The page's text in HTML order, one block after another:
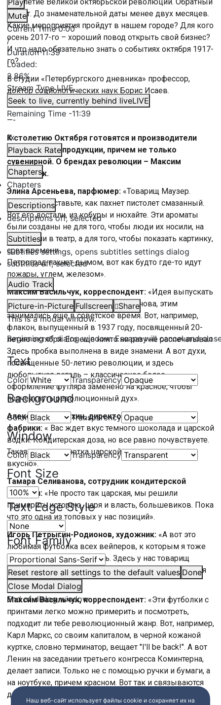
Play
Mute
Current Time0:00
/
Duration11:39
Loaded:
2.86%
Stream TypeLIVE
Seek to live, currently behind liveLIVE
Remaining Time -11:39
1x
Playback Rate
Chapters
Chapters
Descriptions
descriptions off, selected
Subtitles
subtitles settings, opens subtitles settings dialog
subtitles off, selected
Audio Track
Picture-in-Picture Fullscreen
Share
This is a modal window.
Beginning of dialog window. Escape will cancel and
Text
Color Transparency
Background
Color Transparency
Window
Color Transparency
Font Size
Text Edge Style
Font Family
Reset restore all settings to the default values Done
Close Modal Dialog
End of dialog window.
отсчет. До знаменательной даты менее двух месяцев.
Какие мероприятия пройдут в нашем городе? Для кого
осень 2017-го – хороший повод открыть свой бизнес?
И что надо обязательно знать о событиях октября 1917-
го?
В студии «Петербургского дневника» профессор,
доктор социологических наук Борис Исаев.
—-
К столетию Октября готовятся и производители
самой разной продукции, причем не только
сувенирной. О брендах революции – Максим
Васильчук.
Элина Арсеньева, парфюмер: «Товарищ Маузер.
Просто представьте, как пахнет пистолет смазанный.
Вот его достали, из кобуры и нюхайте. Эти ароматы
были созданы не для того, чтобы люди их носили, на
работу или в театр, а для того, чтобы показать картинку,
срез времени.
Петроград пахнет дымом, вот как будто где-то идут
пожары, углем, железом».
Максим Васильчук, корреспондент: «Идея выпускать
духи к круглой дате революции не нова, этим
занимались еще в советское время. Вот, например,
флакон, выпущенный в 1937 году, посвященный 20-
летию октября. Его еще никто ни разу не распечатывал.
Здесь пробка выполнена в виде знамени. А вот духи,
посвященные 50-летию революции, и здесь
любопытная деталь – классическое белое
оформление футляра заменено на красное, чтобы
подчеркнуть революционный дух».
Александр Падохин, директор кондитерской
фабрики: « Вас ждет вкус темного шоколада и царской
водки. Кондитерская доза, но все равно почувствуете.
Такая вот нотка, нотка царской водки, но очень
вкусно».
Тамара Селиванова, сотрудник кондитерской
фабрики: «Не просто так царская, мы решили
примирить историю, царя и власть, большевиков. Пока
что это одна из топовых у нас позиций».
Игорь Петрыгин-Родионов, художник: «А вот это
любимая футболка всех вейперов, к которым я тоже
уже полтора года отношусь. Здесь у нас товарищ
Сталин, вместо знаменитой его трубки – электронная
сигарета».
Максим Васильчук, корреспондент: «Эти футболки с
принтами легко можно примерить и посмотреть,
подходит ли тебе революционный жанр. Вот, например,
Карл Маркс, со своим капиталом, в черной кожаной
куртке, словно терминатор, вещает "I'll be back!". А вот
Ленин на заседании третьего конгресса Коминтерна,
делает записи. Только не с помощью ручки и бумаги, а
на ноутбуке, причем красном. Вот так и связываются
два 17-х года, целое столетие.
Наш веб-сайт использует файлы cookie и сохраняет их на